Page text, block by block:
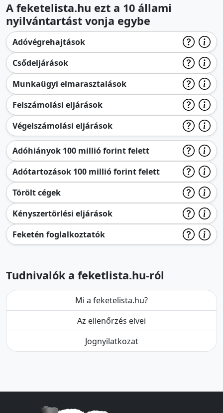
A feketelista.hu ezt a 10 állami
nyilvántartást vonja egybe
Adóvégrehajtások
Csődeljárások
Munkaügyi elmarasztalások
Felszámolási eljárások
Végelszámolási eljárások
Adóhiányok 100 millió forint felett
Adótartozások 100 millió forint felett
Törölt cégek
Kényszertörlési eljárások
Feketén foglalkoztatók
Tudnivalók a feketlista.hu-ról
Mi a feketelista.hu?
Az ellenőrzés elvei
Jognyilatkozat